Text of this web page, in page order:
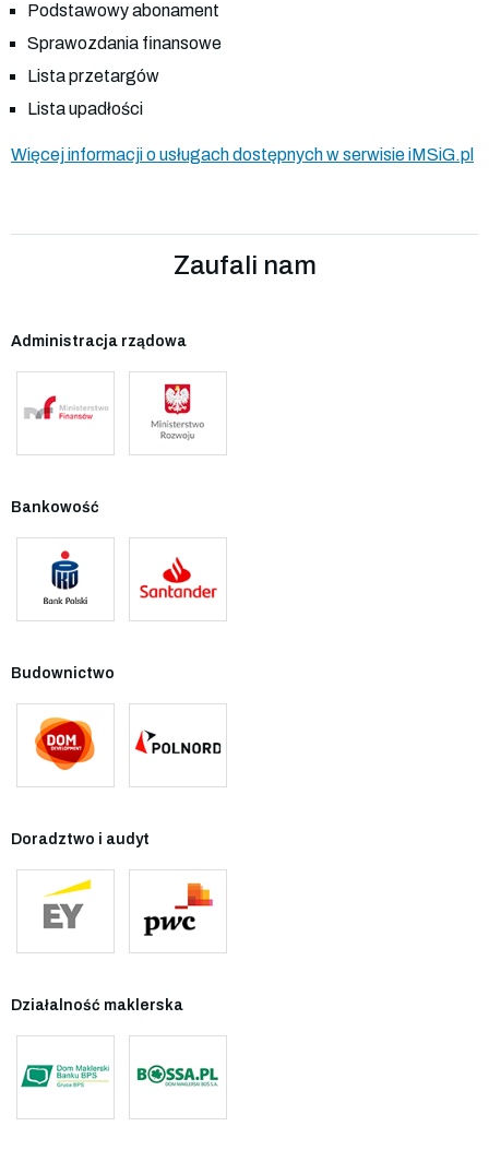
Podstawowy abonament
Sprawozdania finansowe
Lista przetargów
Lista upadłości
Więcej informacji o usługach dostępnych w serwisie iMSiG.pl
Zaufali nam
Administracja rządowa
Bankowość
Budownictwo
Doradztwo i audyt
Działalność maklerska